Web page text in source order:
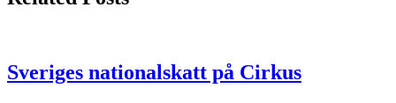
Sveriges nationalskatt på Cirkus